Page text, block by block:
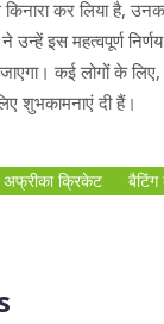
कर लिया है,
ने उन्हें इस महत्वपूर्ण
कई लोगों के
शुभकामनाएं दी हैं।
अफ्रीका क्रिकेट